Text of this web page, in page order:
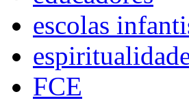
escolas
FCE